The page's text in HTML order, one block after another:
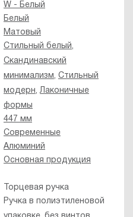
W - Белый
Белый
Матовый
Стильный белый,
Скандинавский
минимализм, Стильный
модерн,Лаконичные
формы
447 мм
Современные
Алюминий
Основная продукция
Торцевая ручка
Ручка в полиэтиленовой